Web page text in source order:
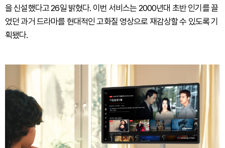
을 신설했다고 26일 밝혔다. 이번 서비스는 2000년대 초반 인기를 끌
었던 과거 드라마를 현대적인 고화질 영상으로 재감상할 수 있도록 기
획됐다.